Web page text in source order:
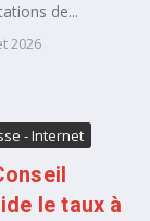
de...
2026
- Internet
le taux à